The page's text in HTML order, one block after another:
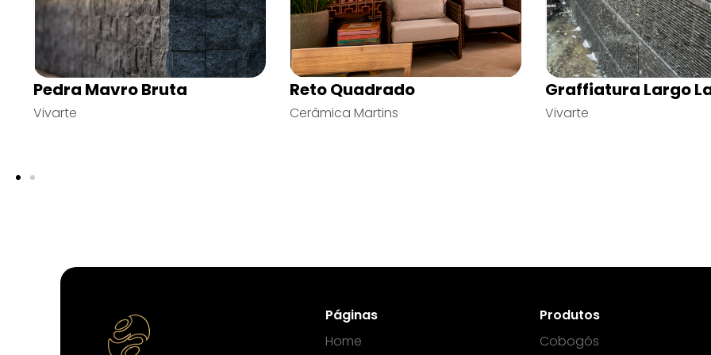
Veneziana Duplo
Cerâmica Martins
Nex Bloc
Castelatto
Tijolinho Brick
5,3x24cm
Páginas
Home
Produtos
Cobogós